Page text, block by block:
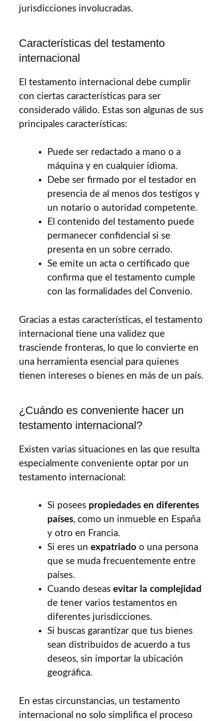
jurisdicciones involucradas.
Características del testamento
internacional
El testamento internacional debe cumplir
con ciertas características para ser
considerado válido. Estas son algunas de sus
principales características:
Puede ser redactado a mano o a
máquina y en cualquier idioma.
Debe ser firmado por el testador en
presencia de al menos dos testigos y
un notario o autoridad competente.
El contenido del testamento puede
permanecer confidencial si se
presenta en un sobre cerrado.
Se emite un acta o certificado que
confirma que el testamento cumple
con las formalidades del Convenio.
Gracias a estas características, el testamento
internacional tiene una validez que
trasciende fronteras, lo que lo convierte en
una herramienta esencial para quienes
tienen intereses o bienes en más de un país.
¿Cuándo es conveniente hacer un
testamento internacional?
Existen varias situaciones en las que resulta
especialmente conveniente optar por un
testamento internacional:
Si posees propiedades en diferentes
países, como un inmueble en España
y otro en Francia.
Si eres un expatriado o una persona
que se muda frecuentemente entre
países.
Cuando deseas evitar la complejidad
de tener varios testamentos en
diferentes jurisdicciones.
Si buscas garantizar que tus bienes
sean distribuidos de acuerdo a tus
deseos, sin importar la ubicación
geográfica.
En estas circunstancias, un testamento
internacional no solo simplifica el proceso